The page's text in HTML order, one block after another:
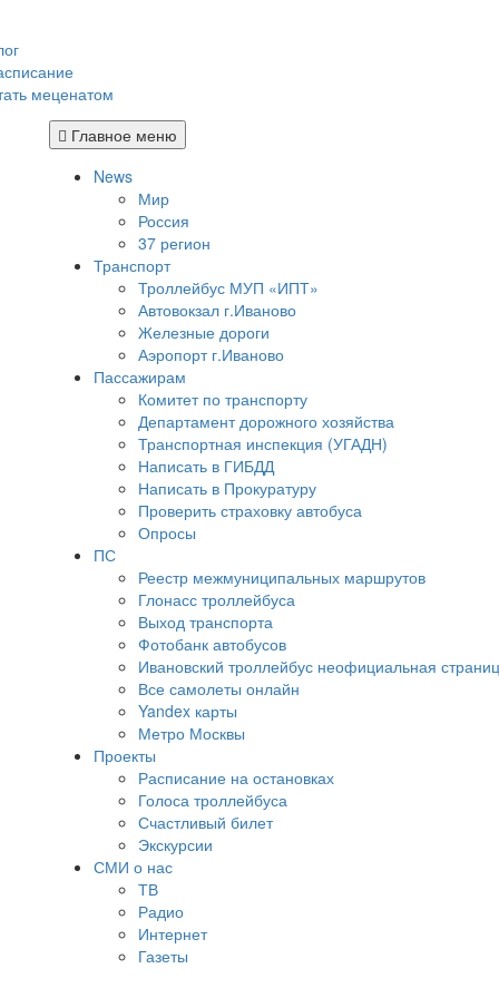
меценатом
Главное меню
News
Мир
Россия
37 регион
Транспорт
Троллейбус МУП «ИПТ»
Автовокзал г.Иваново
Железные дороги
Аэропорт г.Иваново
Пассажирам
Комитет по транспорту
Департамент дорожного хозяйства
Транспортная инспекция (УГАДН)
Написать в ГИБДД
Написать в Прокуратуру
Проверить страховку автобуса
Опросы
ПС
Реестр межмуниципальных маршрутов
Глонасс троллейбуса
Выход транспорта
Фотобанк автобусов
Ивановский троллейбус неофициальная
Все самолеты онлайн
Yandex карты
Метро Москвы
Проекты
Расписание на остановках
Голоса троллейбуса
Счастливый билет
Экскурсии
СМИ о нас
ТВ
Радио
Интернет
Газеты